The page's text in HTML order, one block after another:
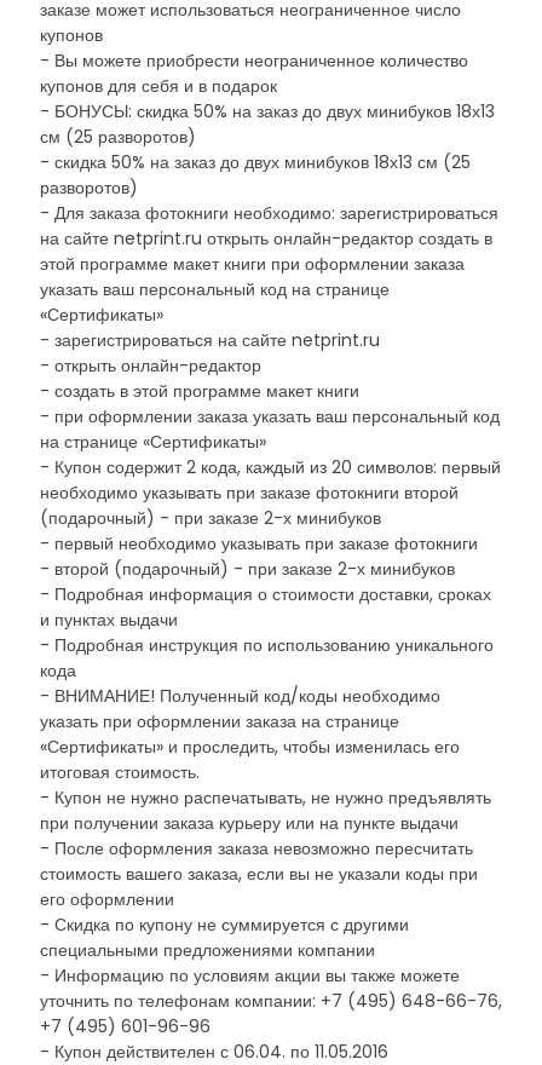
заказе может использоваться неограниченное число
купонов
- Вы можете приобрести неограниченное количество
купонов для себя и в подарок
- БОНУСЫ: скидка 50% на заказ до двух минибуков 18х13
см (25 разворотов)
- скидка 50% на заказ до двух минибуков 18х13 см (25
разворотов)
- Для заказа фотокниги необходимо: зарегистрироваться
на сайте netprint.ru открыть онлайн-редактор создать в
этой программе макет книги при оформлении заказа
указать ваш персональный код на странице
«Сертификаты»
- зарегистрироваться на сайте netprint.ru
- открыть онлайн-редактор
- создать в этой программе макет книги
- при оформлении заказа указать ваш персональный код
на странице «Сертификаты»
- Купон содержит 2 кода, каждый из 20 символов: первый
необходимо указывать при заказе фотокниги второй
(подарочный) - при заказе 2-х минибуков
- первый необходимо указывать при заказе фотокниги
- второй (подарочный) - при заказе 2-х минибуков
- Подробная информация о стоимости доставки, сроках
и пунктах выдачи
- Подробная инструкция по использованию уникального
кода
- ВНИМАНИЕ! Полученный код/коды необходимо
указать при оформлении заказа на странице
«Сертификаты» и проследить, чтобы изменилась его
итоговая стоимость.
- Купон не нужно распечатывать, не нужно предъявлять
при получении заказа курьеру или на пункте выдачи
- После оформления заказа невозможно пересчитать
стоимость вашего заказа, если вы не указали коды при
его оформлении
- Скидка по купону не суммируется с другими
специальными предложениями компании
- Информацию по условиям акции вы также можете
уточнить по телефонам компании: +7 (495) 648-66-76,
+7 (495) 601-96-96
- Купон действителен с 06.04. по 11.05.2016